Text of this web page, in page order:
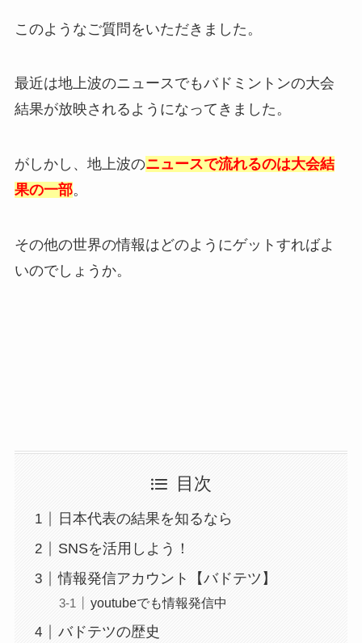
このようなご質問をいただきました。
最近は地上波のニュースでもバドミントンの大会
結果が放映されるようになってきました。
がしかし、地上波のニュースで流れるのは大会結
果の一部。
その他の世界の情報はどのようにゲットすればよ
いのでしょうか。
目次
日本代表の結果を知るなら
SNSを活用しよう！
情報発信アカウント【バドテツ】
youtubeでも情報発信中
バドテツの歴史